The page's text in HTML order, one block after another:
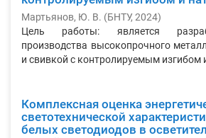
Мартьянов, Ю. В. (БНТУ,2024)
Цель работы: является
производства высокопрочного
и свивкой с контролируемым изгибом
Комплексная оценка
светотехнической
белых светодиодов в